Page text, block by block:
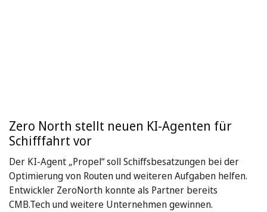
Zero North stellt neuen KI-Agenten für
Schifffahrt vor
Der KI-Agent „Propel“ soll Schiffsbesatzungen bei der
Optimierung von Routen und weiteren Aufgaben helfen.
Entwickler ZeroNorth konnte als Partner bereits
CMB.Tech und weitere Unternehmen gewinnen.